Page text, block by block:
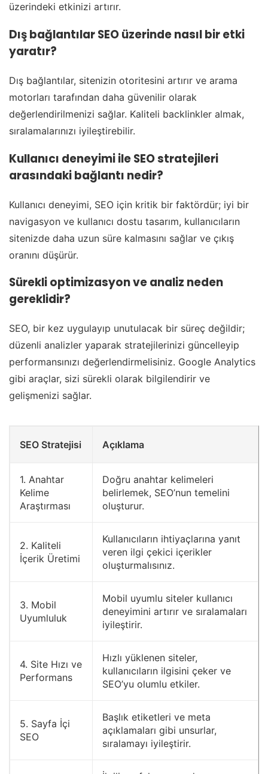
üzerindeki etkinizi artırır.
Dış bağlantılar SEO üzerinde nasıl bir etki
yaratır?
Dış bağlantılar, sitenizin otoritesini artırır ve arama
motorları tarafından daha güvenilir olarak
değerlendirilmenizi sağlar. Kaliteli backlinkler almak,
sıralamalarınızı iyileştirebilir.
Kullanıcı deneyimi ile SEO stratejileri
arasındaki bağlantı nedir?
Kullanıcı deneyimi, SEO için kritik bir faktördür; iyi bir
navigasyon ve kullanıcı dostu tasarım, kullanıcıların
sitenizde daha uzun süre kalmasını sağlar ve çıkış
oranını düşürür.
Sürekli optimizasyon ve analiz neden
gereklidir?
SEO, bir kez uygulayıp unutulacak bir süreç değildir;
düzenli analizler yaparak stratejilerinizi güncelleyip
performansınızı değerlendirmelisiniz. Google Analytics
gibi araçlar, sizi sürekli olarak bilgilendirir ve
gelişmenizi sağlar.
SEO Stratejisi Açıklama
1. Anahtar
Kelime
Araştırması
Doğru anahtar kelimeleri
belirlemek, SEO’nun temelini
oluşturur.
2. Kaliteli
İçerik Üretimi
Kullanıcıların ihtiyaçlarına yanıt
veren ilgi çekici içerikler
oluşturmalısınız.
3. Mobil
Uyumluluk
Mobil uyumlu siteler kullanıcı
deneyimini artırır ve sıralamaları
iyileştirir.
4. Site Hızı ve
Performans
Hızlı yüklenen siteler,
kullanıcıların ilgisini çeker ve
SEO’yu olumlu etkiler.
5. Sayfa İçi
SEO
Başlık etiketleri ve meta
açıklamaları gibi unsurlar,
sıralamayı iyileştirir.